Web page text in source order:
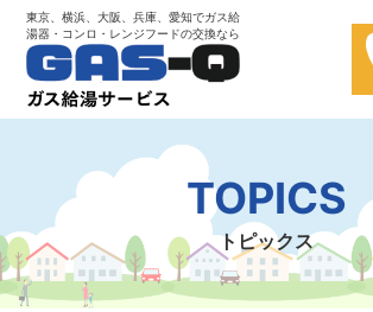
東京、横浜、大阪、兵庫、愛知でガス給
湯器・コンロ・レンジフードの交換なら
【弊社は楽天カード問い合わせ
ません】
楽天カードに関する問い合わせが弊社にか
す。弊社は楽天カードと関わりはありませ
さい。
TOPICS
トピックス